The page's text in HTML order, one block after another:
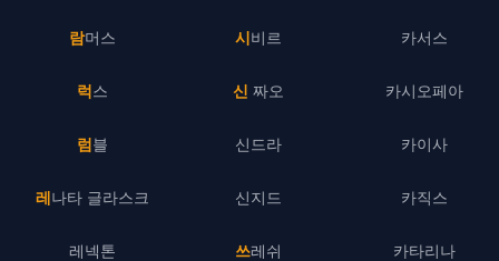
람머스
럭스
럼블
레나타 글라스크
레넥톤
시비르
신 짜오
신드라
신지드
쓰레쉬
카서스
카시오페아
카이사
카직스
카타리나